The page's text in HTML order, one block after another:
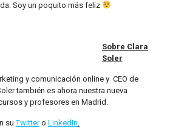
Soy un poquito más feliz
Sobre Clara
Soler
y comunicación online y CEO de
también es ahora nuestra nueva
y profesores en Madrid.
suTwittero LinkedIn.